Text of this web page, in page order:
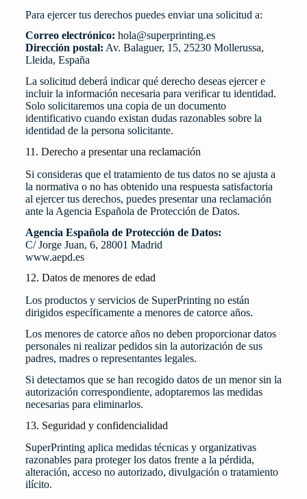
Para ejercer tus derechos puedes enviar una solicitud a:
Correo electrónico: hola@superprinting.es
Dirección postal: Av. Balaguer, 15, 25230 Mollerussa,
Lleida, España
La solicitud deberá indicar qué derecho deseas ejercer e
incluir la información necesaria para verificar tu identidad.
Solo solicitaremos una copia de un documento
identificativo cuando existan dudas razonables sobre la
identidad de la persona solicitante.
11. Derecho a presentar una reclamación
Si consideras que el tratamiento de tus datos no se ajusta a
la normativa o no has obtenido una respuesta satisfactoria
al ejercer tus derechos, puedes presentar una reclamación
ante la Agencia Española de Protección de Datos.
Agencia Española de Protección de Datos:
C/ Jorge Juan, 6, 28001 Madrid
www.aepd.es
12. Datos de menores de edad
Los productos y servicios de SuperPrinting no están
dirigidos específicamente a menores de catorce años.
Los menores de catorce años no deben proporcionar datos
personales ni realizar pedidos sin la autorización de sus
padres, madres o representantes legales.
Si detectamos que se han recogido datos de un menor sin la
autorización correspondiente, adoptaremos las medidas
necesarias para eliminarlos.
13. Seguridad y confidencialidad
SuperPrinting aplica medidas técnicas y organizativas
razonables para proteger los datos frente a la pérdida,
alteración, acceso no autorizado, divulgación o tratamiento
ilícito.